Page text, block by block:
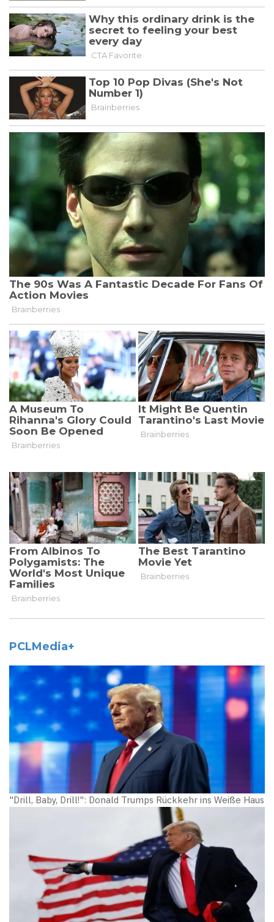
PCLMedia+
"Drill, Baby, Drill!": Donald Trumps Rückkehr ins Weiße Haus